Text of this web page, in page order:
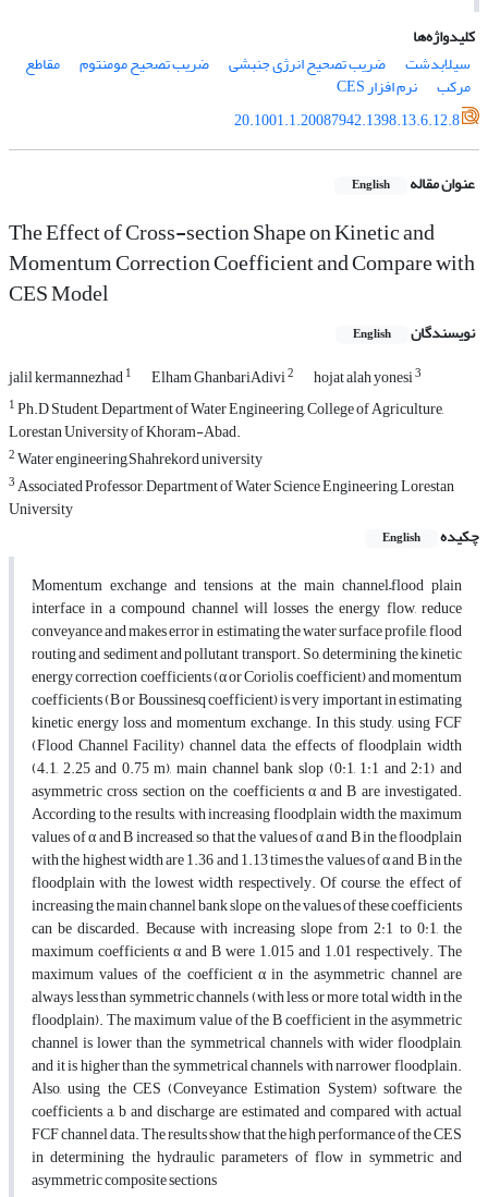
کلیدواژه‌ها
سیلابدشت
ضریب تصحیح انرژی جنبشی ضریب تصحیح مومنتوم مقاطع
مرکب
نرم افزار CES
20.1001.1.20087942.1398.13.6.12.8
عنوان مقاله English
The Effect of Cross-section Shape on Kinetic and
Momentum Correction Coefficient and Compare with
CES Model
نویسندگان English
jalil kermannezhad1 Elham GhanbariAdivi2 hojat alah yonesi3
1Ph.D Student, Department of Water Engineering, College of Agriculture,
Lorestan University of Khoram-Abad.
2Water engineering,Shahrekord university
3Associated Professor, Department of Water Science Engineering, Lorestan
University
چکیده
English
Momentum exchange and tensions at the main channel–flood plain
interface in a compound channel will losses the energy flow, reduce
conveyance and makes error in estimating the water surface profile, flood
routing and sediment and pollutant transport. So, determining the kinetic
energy correction coefficients (α or Coriolis coefficient) and momentum
coefficients (B or Boussinesq coefficient) is very important in estimating
kinetic energy loss and momentum exchange. In this study, using FCF
(Flood Channel Facility) channel data, the effects of floodplain width
(4.1, 2.25 and 0.75 m), main channel bank slop (0:1, 1:1 and 2:1) and
asymmetric cross section on the coefficients α and B are investigated.
According to the results, with increasing floodplain width, the maximum
values of α and B increased, so that the values of α and B in the floodplain
with the highest width are 1.36 and 1.13 times the values of α and B in the
floodplain with the lowest width respectively. Of course, the effect of
increasing the main channel bank slope on the values of these coefficients
can be discarded. Because with increasing slope from 2:1 to 0:1, the
maximum coefficients α and B were 1.015 and 1.01 respectively. The
maximum values of the coefficient α in the asymmetric channel are
always less than symmetric channels (with less or more total width in the
floodplain). The maximum value of the B coefficient in the asymmetric
channel is lower than the symmetrical channels with wider floodplain,
and it is higher than the symmetrical channels with narrower floodplain.
Also, using the CES (Conveyance Estimation System) software, the
coefficients a, b and discharge are estimated and compared with actual
FCF channel data. The results show that the high performance of the CES
in determining the hydraulic parameters of flow in symmetric and
asymmetric composite sections